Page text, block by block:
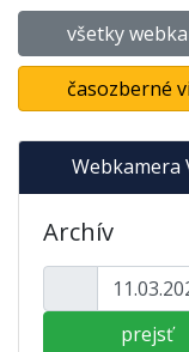
všetky
časozberné
Webkamera
Archív
prejsť